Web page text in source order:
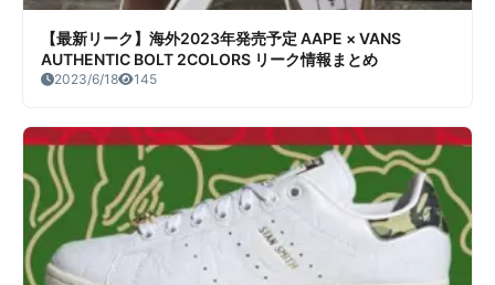
【最新リーク】海外2023年発売予定 AAPE × VANS
AUTHENTIC BOLT 2COLORS リーク情報まとめ
2023/6/18 145